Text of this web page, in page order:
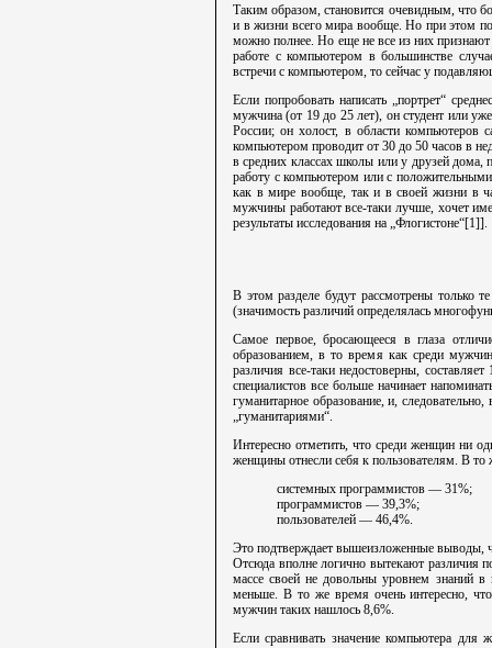
Таким образом, становится очевидным, что
и в жизни всего мира вообще. Но при этом
можно полнее. Но еще не все из них
работе с компьютером в большинстве
встречи с компьютером, то сейчас у
Если попробовать написать „портрет“
мужчина (от 19 до 25 лет), он студент или
России; он холост, в области компьютеров
компьютером проводит от 30 до 50 часов в
в средних классах школы или у друзей дома,
работу с компьютером или с
как в мире вообще, так и в своей жизни в
мужчины работают все-таки лучше, хочет
результаты исследования на „Флогистоне“[1]].
В этом разделе будут рассмотрены только
(значимость различий определялась
Самое первое, бросающееся в глаза
образованием, в то время как среди
различия все-таки недостоверны,
специалистов все больше начинает
гуманитарное образование, и,
„гуманитариями“.
Интересно отметить, что среди женщин ни
женщины отнесли себя к пользователям. В
системных программистов — 31%;
программистов — 39,3%;
пользователей — 46,4%.
Это подтверждает вышеизложенные выводы,
Отсюда вполне логично вытекают различия
массе своей не довольны уровнем знаний
меньше. В то же время очень интересно,
мужчин таких нашлось 8,6%.
Если сравнивать значение компьютера